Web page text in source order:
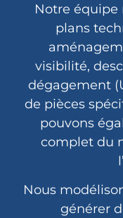
Notre équipe
plans
visibilité,
dégagement
de pièces
pouvons
complet du
Nous
générer